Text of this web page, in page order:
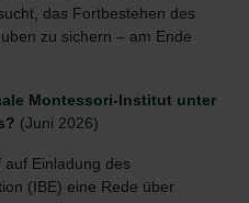
das Fortbestehen des
zu sichern – am Ende
Montessori-Institut unter
(Juni 2026)
auf Einladung des
(IBE) eine Rede über